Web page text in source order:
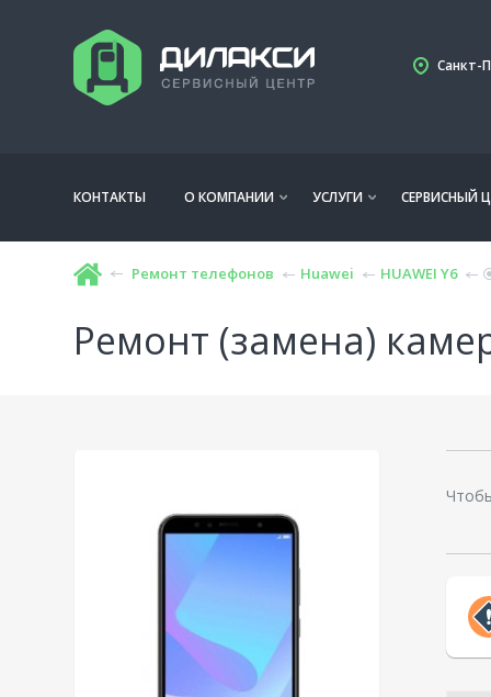
Санкт-
КОНТАКТЫ О КОМПАНИИ УСЛУГИ СЕРВИСНЫЙ
Ремонт телефонов Huawei HUAWEI Y6
Ремонт (замена)